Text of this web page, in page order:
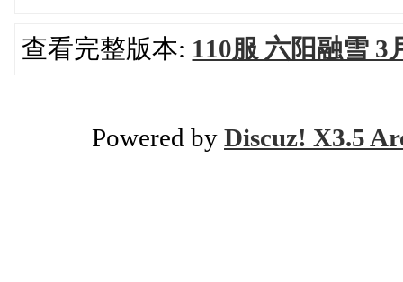
查看完整版本: 110服 六阳融雪 3
Powered by Discuz! X3.5